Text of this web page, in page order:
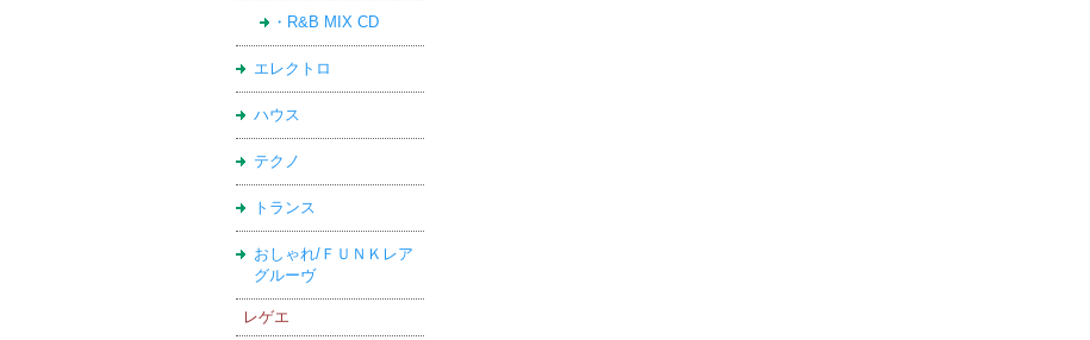
・R&B MIX CD
エレクトロ
ハウス
テクノ
トランス
おしゃれ/ＦＵＮＫレア
グルーヴ
レゲエ